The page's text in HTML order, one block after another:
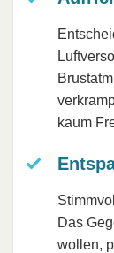
kaum
Das
wollen,